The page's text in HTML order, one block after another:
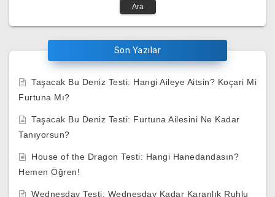
Son Yazılar
Taşacak Bu Deniz Testi: Hangi Aileye Aitsin? Koçari Mi
Furtuna Mı?
Taşacak Bu Deniz Testi: Furtuna Ailesini Ne Kadar
Tanıyorsun?
House of the Dragon Testi: Hangi Hanedandasın?
Hemen Öğren!
Wednesday Testi: Wednesday Kadar Karanlık Ruhlu